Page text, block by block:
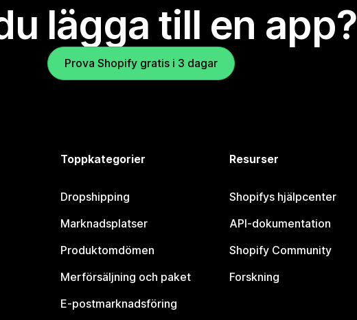
lägga till en app?
Prova Shopify gratis i 3 dagar
Toppkategorier
Dropshipping
Marknadsplatser
Produktomdömen
Merförsäljning och paket
E-postmarknadsföring
Resurser
Shopifys hjälpcenter
API-dokumentation
Shopify Community
Forskning